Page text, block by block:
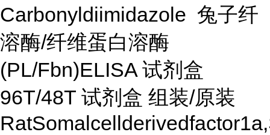
Carbonyldiimidazole 兔子纤
溶酶/纤维蛋白溶酶
(PL/Fbn)ELISA 试剂盒
96T/48T 试剂盒 组装/原装